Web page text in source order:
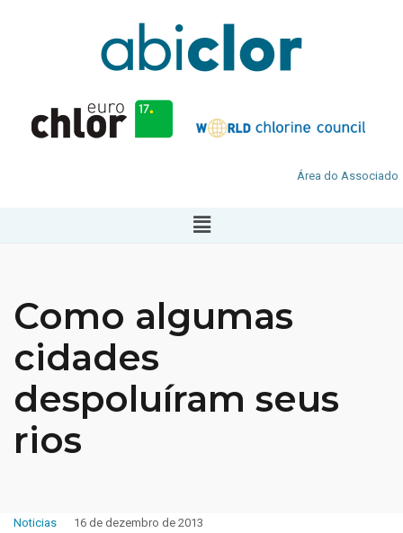
Área do Associado
Como algumas
cidades
despoluíram seus
rios
Noticias 16 de dezembro de 2013